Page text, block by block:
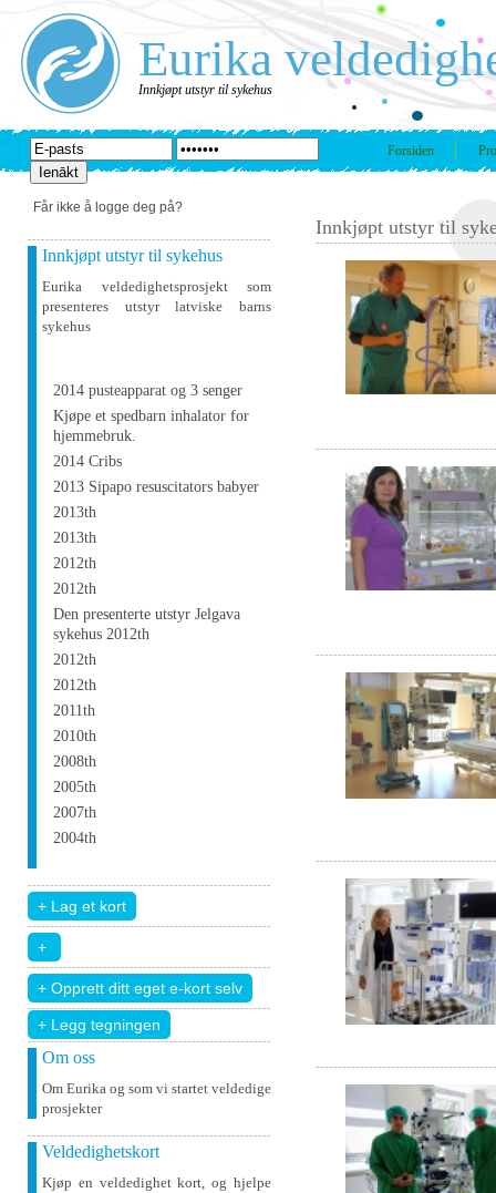
Eurika
Innkjøpt utstyr til sykehus
Forsiden
Får ikke å logge deg på?
Innkjøpt utstyr til sykehus
Eurika veldedighetsprosjekt som
presenteres utstyr latviske barns
sykehus
2014 pusteapparat og 3 senger
Kjøpe et spedbarn inhalator for
hjemmebruk.
2014 Cribs
2013 Sipapo resuscitators babyer
2013th
2013th
2012th
2012th
Den presenterte utstyr Jelgava
sykehus 2012th
2012th
2012th
2011th
2010th
2008th
2005th
2007th
2004th
+ Legg tegningen
Om oss
Om Eurika og som vi startet veldedige
prosjekter
Veldedighetskort
Kjøp en veldedighet kort, og hjelpe
Innkjøpt utstyr til